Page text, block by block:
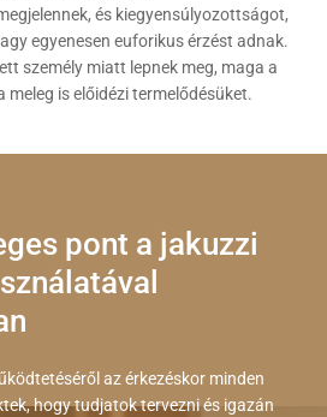
és kiegyensúlyozottságot,
egyenesen euforikus érzést adnak.
személy miatt lepnek meg, maga a
meleg is előidézi termelődésüket.
pont a jakuzzi
az érkezéskor minden
hogy tudjatok tervezni és igazán